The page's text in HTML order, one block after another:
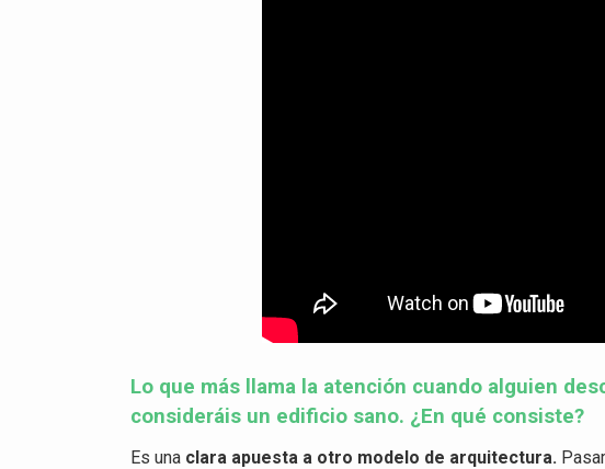
Lo que más llama la atención cuando alguien
consideráis un edificio sano. ¿En qué consiste?
Es una clara apuesta a otro modelo de arquitectura.